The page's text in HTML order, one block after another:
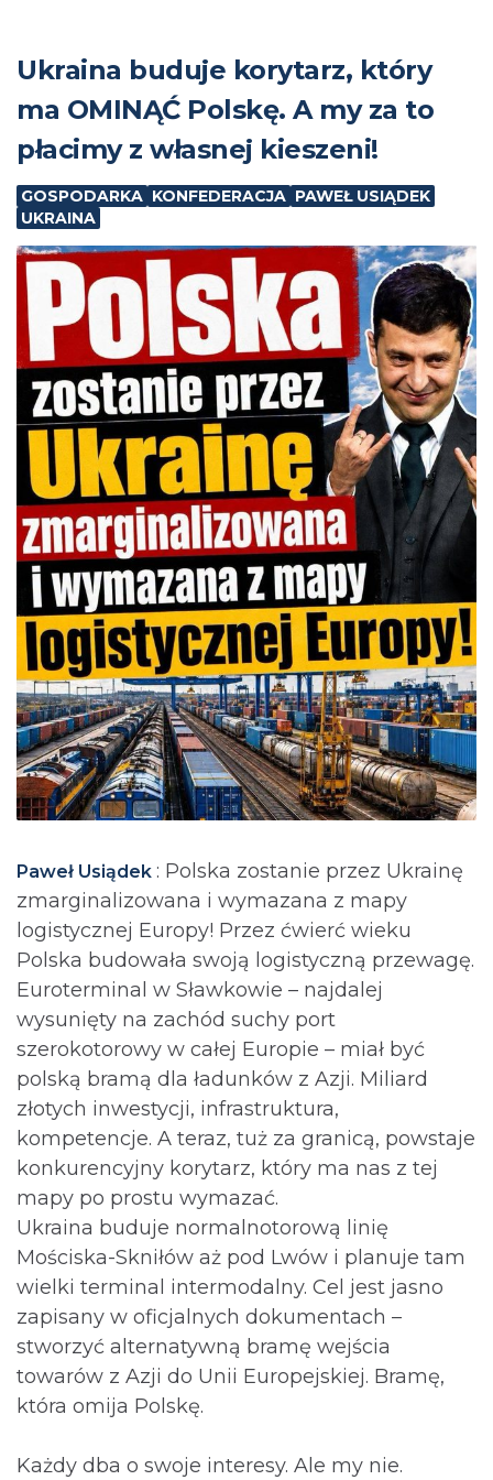
Ukraina buduje korytarz, który
ma OMINĄĆ Polskę. A my za to
płacimy z własnej kieszeni!
GOSPODARKA KONFEDERACJA PAWEŁ USIĄDEK
UKRAINA
Paweł Usiądek : Polska zostanie przez Ukrainę
zmarginalizowana i wymazana z mapy
logistycznej Europy! Przez ćwierć wieku
Polska budowała swoją logistyczną przewagę.
Euroterminal w Sławkowie – najdalej
wysunięty na zachód suchy port
szerokotorowy w całej Europie – miał być
polską bramą dla ładunków z Azji. Miliard
złotych inwestycji, infrastruktura,
kompetencje. A teraz, tuż za granicą, powstaje
konkurencyjny korytarz, który ma nas z tej
mapy po prostu wymazać.
Ukraina buduje normalnotorową linię
Mościska-Skniłów aż pod Lwów i planuje tam
wielki terminal intermodalny. Cel jest jasno
zapisany w oficjalnych dokumentach –
stworzyć alternatywną bramę wejścia
towarów z Azji do Unii Europejskiej. Bramę,
która omija Polskę.
Każdy dba o swoje interesy. Ale my nie.